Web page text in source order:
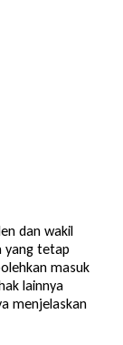
dan wakil
yang tetap
masuk
lainnya
menjelaskan